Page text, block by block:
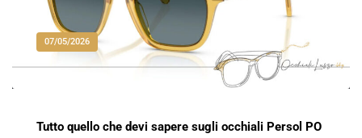
07/05/2026
Tutto quello che devi sapere sugli occhiali Persol PO